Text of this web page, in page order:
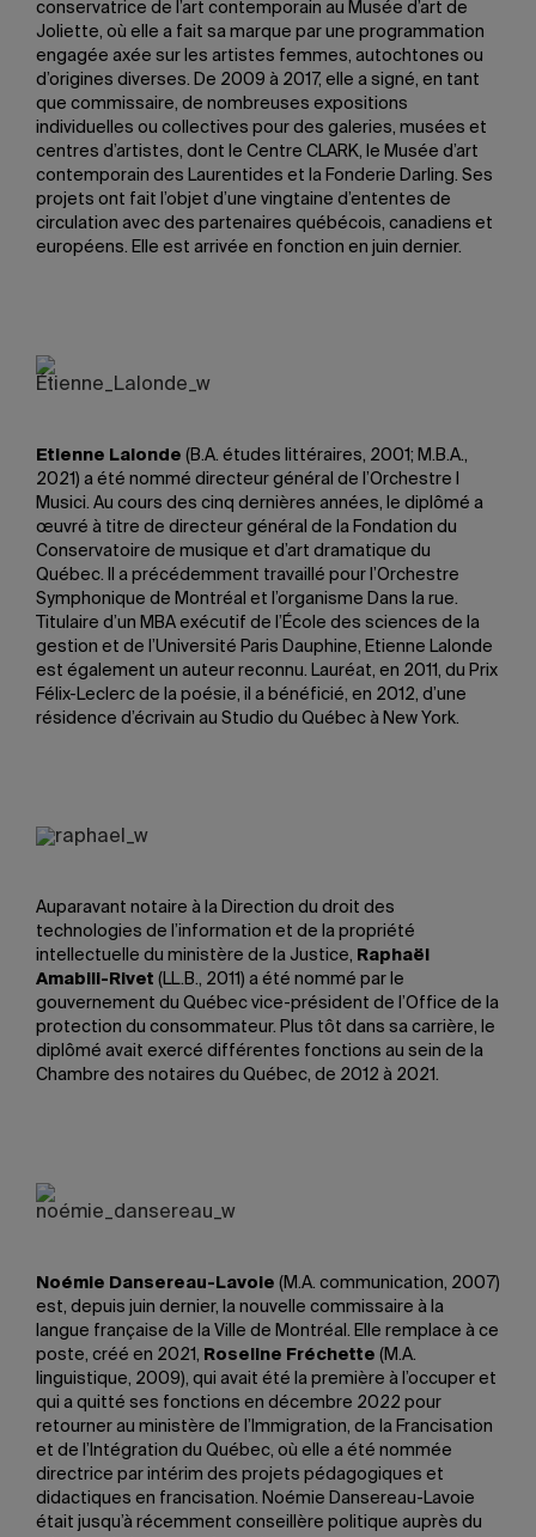
conservatrice de l’art contemporain au Musée d’art de
Joliette, où elle a fait sa marque par une programmation
engagée axée sur les artistes femmes, autochtones ou
d’origines diverses. De 2009 à 2017, elle a signé, en tant
que commissaire, de nombreuses expositions
individuelles ou collectives pour des galeries, musées et
centres d’artistes, dont le Centre CLARK, le Musée d’art
contemporain des Laurentides et la Fonderie Darling. Ses
projets ont fait l’objet d’une vingtaine d’ententes de
circulation avec des partenaires québécois, canadiens et
européens. Elle est arrivée en fonction en juin dernier.
Etienne Lalonde (B.A. études littéraires, 2001; M.B.A.,
2021) a été nommé directeur général de l’Orchestre I
Musici. Au cours des cinq dernières années, le diplômé a
œuvré à titre de directeur général de la Fondation du
Conservatoire de musique et d’art dramatique du
Québec. Il a précédemment travaillé pour l’Orchestre
Symphonique de Montréal et l’organisme Dans la rue.
Titulaire d’un MBA exécutif de l’École des sciences de la
gestion et de l’Université Paris Dauphine, Etienne Lalonde
est également un auteur reconnu. Lauréat, en 2011, du Prix
Félix-Leclerc de la poésie, il a bénéficié, en 2012, d’une
résidence d’écrivain au Studio du Québec à New York.
Auparavant notaire à la Direction du droit des
technologies de l’information et de la propriété
intellectuelle du ministère de la Justice, Raphaël
Amabili-Rivet (LL.B., 2011) a été nommé par le
gouvernement du Québec vice-président de l’Office de la
protection du consommateur. Plus tôt dans sa carrière, le
diplômé avait exercé différentes fonctions au sein de la
Chambre des notaires du Québec, de 2012 à 2021.
Noémie Dansereau-Lavoie (M.A. communication, 2007)
est, depuis juin dernier, la nouvelle commissaire à la
langue française de la Ville de Montréal. Elle remplace à ce
poste, créé en 2021, Roseline Fréchette (M.A.
linguistique, 2009), qui avait été la première à l’occuper et
qui a quitté ses fonctions en décembre 2022 pour
retourner au ministère de l’Immigration, de la Francisation
et de l’Intégration du Québec, où elle a été nommée
directrice par intérim des projets pédagogiques et
didactiques en francisation. Noémie Dansereau-Lavoie
était jusqu’à récemment conseillère politique auprès du